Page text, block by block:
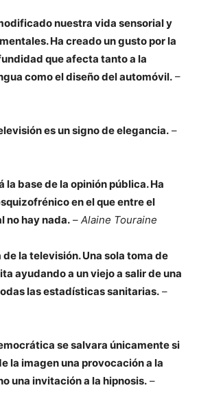
nuestra vida sensorial y
Ha creado un gusto por la
que afecta tanto a la
como el diseño del automóvil. –
es un signo de elegancia. –
la base de la opinión pública. Ha
en el que entre el
no hay nada. – Alaine Touraine
la televisión. Una sola toma de
ayudando a un viejo a salir de una
las estadísticas sanitarias. –
se salvara únicamente si
la imagen una provocación a la
una invitación a la hipnosis. –